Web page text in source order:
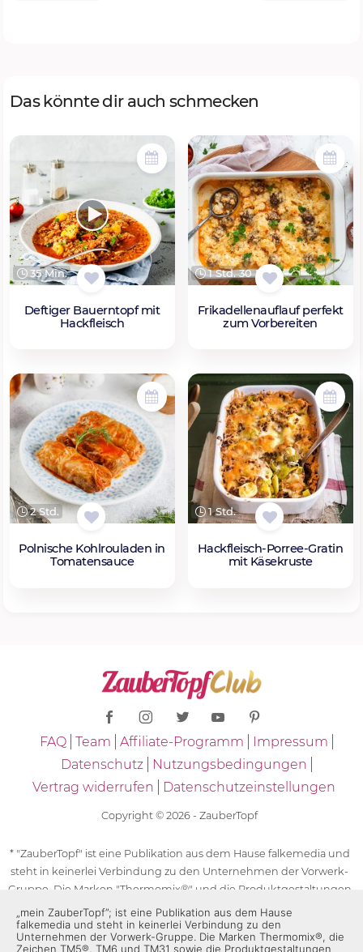
Das könnte dir auch schmecken
35 Min.
Deftiger Bauerntopf mit
Hackfleisch
1 Std. 30 Min.
Frikadellenauflauf perfekt
zum Vorbereiten
2 Std.
Polnische Kohlrouladen in
Tomatensauce
1 Std.
Hackfleisch-Porree-Gratin
mit Käsekruste
FAQ Team Affiliate-Programm
Impressum
Datenschutz
Nutzungsbedingungen
Vertrag widerrufen
Datenschutzeinstellungen
Copyright © 2026 - ZauberTopf
* "ZauberTopf" ist eine Publikation aus dem Hause falkemedia und
steht in keinerlei Verbindung zu den Unternehmen der Vorwerk-
Gruppe. Die Marken "Thermomix®" und die Produktgestaltungen
des "Thermomix®" sind eingetragene Marken der Unternehmen
der Vorwerk-Gruppe. Die Marken Thermomix®, die Zeichen TM5®,
TM6 und TM31 sowie die Produktgestaltungen des Thermomix®
„mein ZauberTopf”; ist eine Publikation aus dem Hause
falkemedia und steht in keinerlei Verbindung zu den
Unternehmen der Vorwerk-Gruppe. Die Marken Thermomix®, die
Zeichen TM5®, TM6 und TM31 sowie die Produktgestaltungen